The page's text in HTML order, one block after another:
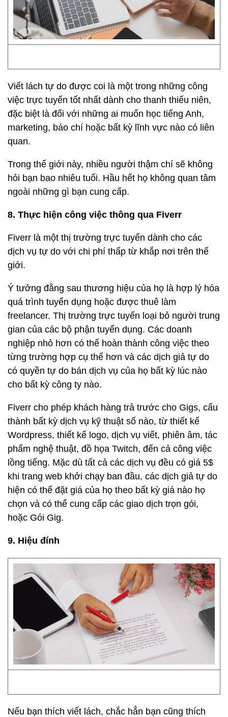
Viết lách tự do được coi là một trong những công
việc trực tuyến tốt nhất dành cho thanh thiếu niên,
đặc biệt là đối với những ai muốn học tiếng Anh,
marketing, báo chí hoặc bất kỳ lĩnh vực nào có liên
quan.
Trong thế giới này, nhiều người thậm chí sẽ không
hỏi bạn bao nhiêu tuổi. Hầu hết họ không quan tâm
ngoài những gì bạn cung cấp.
8. Thực hiện công việc thông qua Fiverr
Fiverr là một thị trường trực tuyến dành cho các
dịch vụ tự do với chi phí thấp từ khắp nơi trên thế
giới.
Ý tưởng đằng sau thương hiệu của họ là hợp lý hóa
quá trình tuyển dụng hoặc được thuê làm
freelancer. Thị trường trực tuyến loại bỏ người trung
gian của các bộ phận tuyển dụng. Các doanh
nghiệp nhỏ hơn có thể hoàn thành công việc theo
từng trường hợp cụ thể hơn và các dịch giả tự do
có quyền tự do bán dịch vụ của họ bất kỳ lúc nào
cho bất kỳ công ty nào.
Fiverr cho phép khách hàng trả trước cho Gigs, cấu
thành bất kỳ dịch vụ kỹ thuật số nào, từ thiết kế
Wordpress, thiết kế logo, dịch vụ viết, phiên âm, tác
phẩm nghệ thuật, đồ họa Twitch, đến cả công việc
lồng tiếng. Mặc dù tất cả các dịch vụ đều có giá 5$
khi trang web khởi chạy ban đầu, các dịch giả tự do
hiện có thể đặt giá của họ theo bất kỳ giá nào họ
chọn và có thể cung cấp các giao dịch trọn gói,
hoặc Gói Gig.
9. Hiệu đính
Nếu bạn thích viết lách, chắc hẳn bạn cũng thích